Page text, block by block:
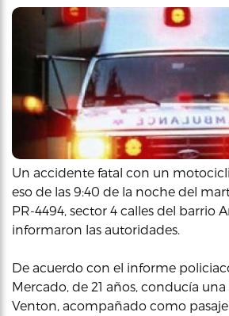
Un accidente fatal con un
eso de las 9:40 de la noche del
PR-4494, sector 4 calles del barrio
informaron las autoridades.
De acuerdo con el informe
Mercado, de 21 años, conducía
Venton, acompañado como